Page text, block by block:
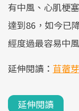
有中風、心肌梗
達到86，如今已
經度過最容易中
延伸閱讀： 苜蓿
延伸閱讀